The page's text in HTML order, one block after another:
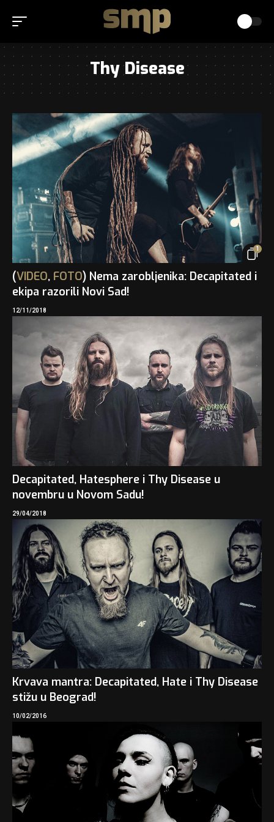
Thy Disease
1
(VIDEO, FOTO) Nema zarobljenika: Decapitated i
ekipa razorili Novi Sad!
12/11/2018
Decapitated, Hatesphere i Thy Disease u
novembru u Novom Sadu!
29/04/2018
Krvava mantra: Decapitated, Hate i Thy Disease
stižu u Beograd!
10/02/2016